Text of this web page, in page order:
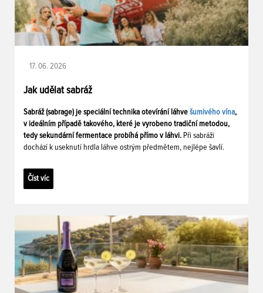
17. 06. 2026
Jak udělat sabráž
Sabráž (sabrage) je speciální technika otevírání láhve šumivého vína,
v ideálním případě takového, které je vyrobeno tradiční metodou,
tedy sekundární fermentace probíhá přímo v láhvi. Při sabráži
dochází k useknutí hrdla láhve ostrým předmětem, nejlépe šavlí.
Číst víc